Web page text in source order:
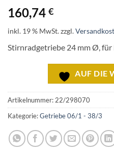
160,74 €
inkl. 19 % MwSt.zzgl.
Stirnradgetriebe 24 mm Ø, für
AUF DIE
Artikelnummer:22/298070
Kategorie:Getriebe 06/1 - 38/3